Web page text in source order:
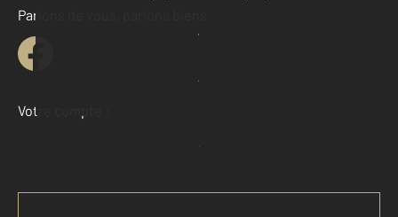
Contacter l'agence
Demander une estimation
Parlons de vous, parlons biens
Votre compte :
Accéder à mon compte